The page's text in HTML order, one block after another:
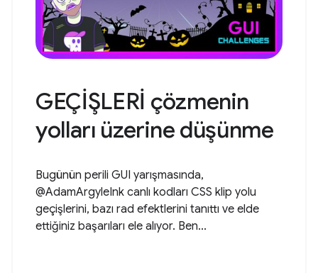
GEÇİŞLERİ çözmenin
yolları üzerine düşünme
Bugünün perili GUI yarışmasında,
@AdamArgyleInk canlı kodları CSS klip yolu
geçişlerini, bazı rad efektlerini tanıttı ve elde
ettiğiniz başarıları ele alıyor. Ben...